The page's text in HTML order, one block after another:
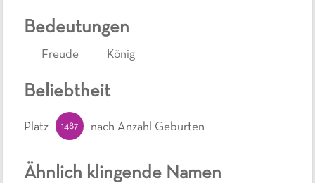
Bedeutungen
Freude König
Ähnlich klingende Namen
Beliebtheit
Platz 1487 nach Anzahl Geburten